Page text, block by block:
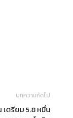
บทความถัดไป
เตรียม 5.8 หมื่น